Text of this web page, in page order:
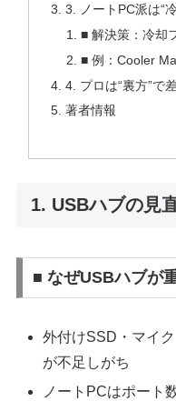
3. ノートPC派は“
■ 解決策：冷却
■ 例：Cooler
4. プロは“裏方”で
著者情報
1. USBハブの見
■ なぜUSBハブが
外付けSSD・マイ
が不足しがち
ノートPCはポート